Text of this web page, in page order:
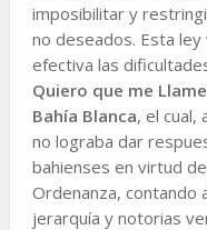
imposibilitar y
no deseados. Esta
efectiva las
Quiero que me
Bahía Blanca, el cual,
no lograba dar
bahienses en virtud
Ordenanza, contando
jerarquía y notorias